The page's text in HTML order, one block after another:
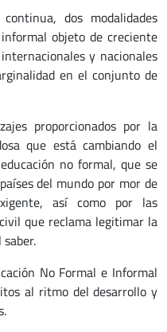
dos modalidades
objeto de creciente
y nacionales
en el conjunto de
proporcionados por la
que está cambiando el
no formal, que se
del mundo por mor de
así como por las
que reclama legitimar la
No Formal e Informal
al ritmo del desarrollo y